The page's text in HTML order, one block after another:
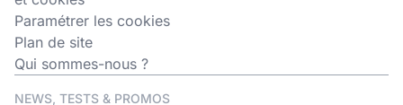
Paramétrer les cookies
Plan de site
Qui sommes-nous ?
NEWS, TESTS & PROMOS